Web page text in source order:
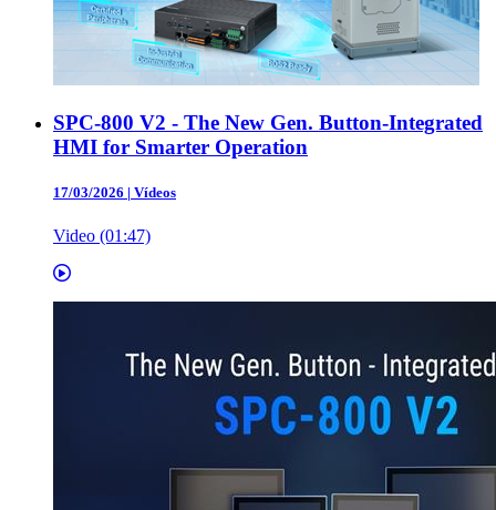
SPC-800 V2 - The New Gen. Button-Integrated
HMI for Smarter Operation
17/03/2026 | Vídeos
Video (01:47)